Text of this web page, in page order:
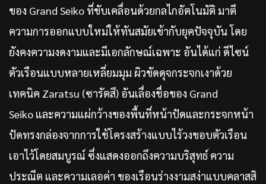
ของ Grand Seiko ที่ขับเคลื่อนด้วยกลไกอัตโนมัติ มาตี
ความการออกแบบใหม่ให้ทันสมัยเข้ากับยุคปัจจุบัน โดย
ยังคงความงดงามและมีเอกลักษณ์เฉพาะ อันได้แก่ ดีไซน์
ตัวเรือนแบบหลายเหลี่ยมมุม ผิวขัดดุจกระจกเงาด้วย
เทคนิค Zaratsu (ซารัตสึ) อันเลื่องชื่อของ Grand
Seiko และความแผ่กว้างของพื้นที่หน้าปัดและกระจกหน้า
ปัดทรงกล่องจากการใช้โครงสร้างแบบไร้วงขอบตัวเรือน
เอาไว้โดยสมบูรณ์ ซึ่งแสดงออกถึงความบริสุทธ์ ความ
ประณีต และความเลอค่า ของเรือนร่างงามสง่าแบบคลาสสิ